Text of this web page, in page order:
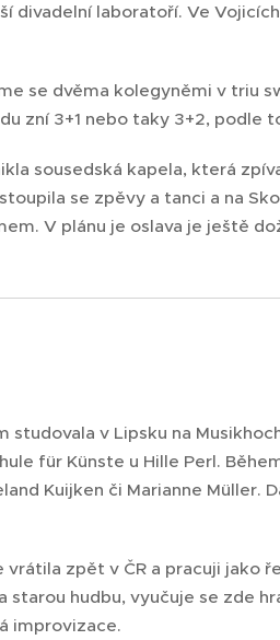
divadelní laboratoří. Ve
se dvěma kolegyněmi v triu
zní 3+1 nebo taky 3+2, podle
sousedská kapela, která
se zpěvy a tanci a na
V plánu je oslava je ještě
studovala v Lipsku na
für Künste u Hille Perl.
Kuijken či Marianne Müller.
vrátila zpět v ČR a pracuji jako
starou hudbu, vyučuje se zde
improvizace.